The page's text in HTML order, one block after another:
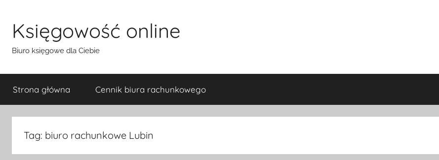
treściKsięgowość online
Biuro księgowe dla Ciebie
Strona główna Cennik biura rachunkowego
Tag: biuro rachunkowe Lubin